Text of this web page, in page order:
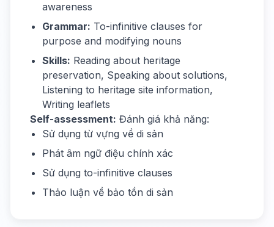
awareness
Grammar: To-infinitive clauses for
purpose and modifying nouns
Skills: Reading about heritage
preservation, Speaking about solutions,
Listening to heritage site information,
Writing leaflets
Self-assessment: Đánh giá khả năng:
Sử dụng từ vựng về di sản
Phát âm ngữ điệu chính xác
Sử dụng to-infinitive clauses
Thảo luận về bảo tồn di sản